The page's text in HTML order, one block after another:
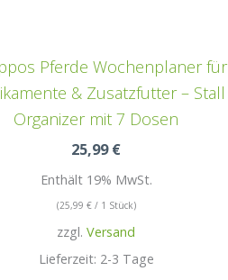
Pferde Wochenplaner für
& Zusatzfutter – Stall
Organizer mit 7 Dosen
25,99€
Enthält 19% MwSt.
(25,99 €/ 1 Stück)
zzgl.Versand
Lieferzeit: 2-3 Tage